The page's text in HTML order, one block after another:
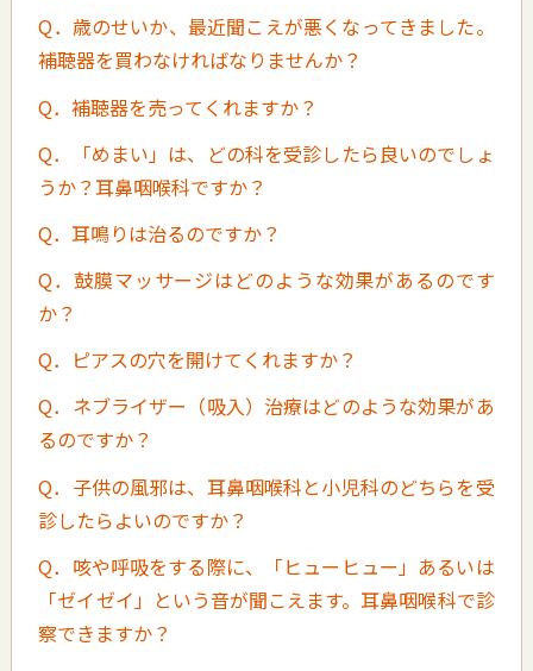
Q．歳のせいか、最近聞こえが悪くなってきました。
補聴器を買わなければなりませんか？
Q．補聴器を売ってくれますか？
Q．「めまい」は、どの科を受診したら良いのでしょ
うか？耳鼻咽喉科ですか？
Q．耳鳴りは治るのですか？
Q．鼓膜マッサージはどのような効果があるのです
か？
Q．ピアスの穴を開けてくれますか？
Q．ネブライザー（吸入）治療はどのような効果があ
るのですか？
Q．子供の風邪は、耳鼻咽喉科と小児科のどちらを受
診したらよいのですか？
Q．咳や呼吸をする際に、「ヒューヒュー」あるいは
「ゼイゼイ」という音が聞こえます。耳鼻咽喉科で診
察できますか？